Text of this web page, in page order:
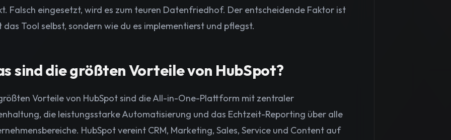
Falsch eingesetzt, wird es zum teuren Datenfriedhof. Der entscheidende Faktor ist
das Tool selbst, sondern wie du es implementierst und pflegst.
sind die größten Vorteile von HubSpot?
Vorteile von HubSpot sind die All-in-One-Plattform mit zentraler
die leistungsstarke Automatisierung und das Echtzeit-Reporting über alle
HubSpot vereint CRM, Marketing, Sales, Service und Content auf